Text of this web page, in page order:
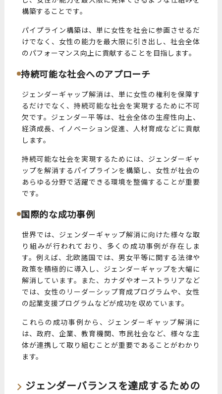
構築することです。
パイプライン構築は、単に女性を社会に参画させるだ
けでなく、女性の能力を最大限に引き出し、社会全体
のパフォーマンス向上に貢献することを目指します。
持続可能な社会へのアプローチ
ジェンダーギャップ解消は、単に女性の権利を保障す
るだけでなく、持続可能な社会を実現するために不可
欠です。ジェンダー平等は、社会全体の生産性向上、
経済成長、イノベーション促進、人材育成などに貢献
します。
持続可能な社会を実現するためには、ジェンダーギャ
ップを解消するパイプラインを構築し、女性が社会の
あらゆる分野で活躍できる環境を整備することが重要
です。
国際的な成功事例
世界では、ジェンダーギャップ解消に向けた様々な取
り組みが行われており、多くの成功事例が存在しま
す。例えば、北欧諸国では、男女平等に関する法律や
政策を積極的に導入し、ジェンダーギャップを大幅に
解消しています。また、カナダやオーストラリアなど
では、女性のリーダーシップ育成プログラムや、女性
の起業支援プログラムなどが成功を収めています。
これらの成功事例から、ジェンダーギャップ解消に
は、政府、企業、教育機関、市民社会など、様々な主
体が連携して取り組むことが重要であることがわかり
ます。
ジェンダーバランスを達成するための